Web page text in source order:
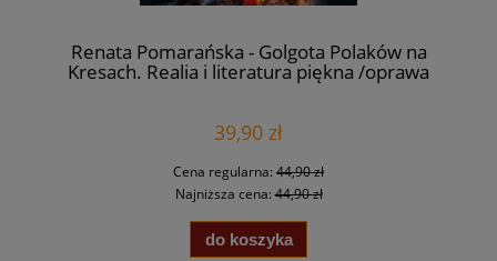
Renata Pomarańska - Golgota Polaków na
Kresach. Realia i literatura piękna /oprawa
39,90 zł
Cena regularna: 44,90 zł
Najniższa cena:44,90 zł
do koszyka